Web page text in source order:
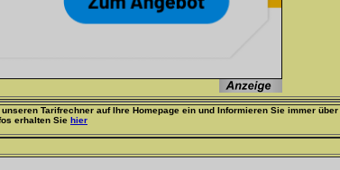
Tarifrechner auf Ihre Homepage ein und Informieren Sie immer über
erhalten Sie hier